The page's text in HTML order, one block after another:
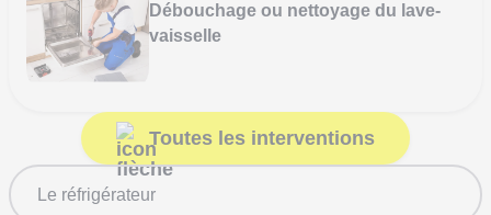
Débouchage ou nettoyage du lave-
vaisselle
Toutes les interventions
Le réfrigérateur